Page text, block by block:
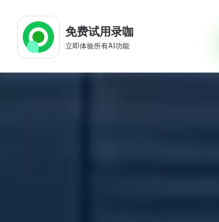
录咖AI
免费试用录咖
立即体验所有AI功能